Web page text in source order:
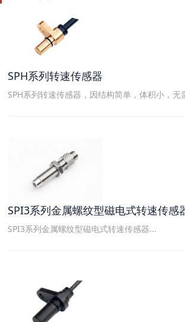
SPH系列转速传感器
SPH系列转速传感器，因结构简单，体积小，无
SPI3系列金属螺纹型磁电式转速传感
SPI3系列金属螺纹型磁电式转速传感器...